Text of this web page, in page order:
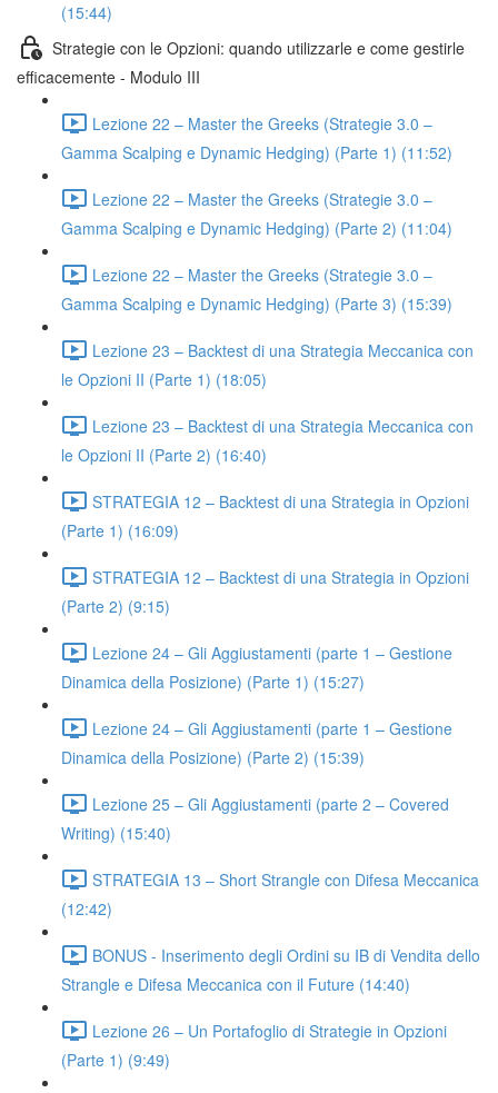
(15:44)
Strategie con le Opzioni: quando utilizzarle e come gestirle
efficacemente - Modulo III
Lezione 22 – Master the Greeks (Strategie 3.0 –
Gamma Scalping e Dynamic Hedging) (Parte 1) (11:52)
Lezione 22 – Master the Greeks (Strategie 3.0 –
Gamma Scalping e Dynamic Hedging) (Parte 2) (11:04)
Lezione 22 – Master the Greeks (Strategie 3.0 –
Gamma Scalping e Dynamic Hedging) (Parte 3) (15:39)
Lezione 23 – Backtest di una Strategia Meccanica con
le Opzioni II (Parte 1) (18:05)
Lezione 23 – Backtest di una Strategia Meccanica con
le Opzioni II (Parte 2) (16:40)
STRATEGIA 12 – Backtest di una Strategia in Opzioni
(Parte 1) (16:09)
STRATEGIA 12 – Backtest di una Strategia in Opzioni
(Parte 2) (9:15)
Lezione 24 – Gli Aggiustamenti (parte 1 – Gestione
Dinamica della Posizione) (Parte 1) (15:27)
Lezione 24 – Gli Aggiustamenti (parte 1 – Gestione
Dinamica della Posizione) (Parte 2) (15:39)
Lezione 25 – Gli Aggiustamenti (parte 2 – Covered
Writing) (15:40)
STRATEGIA 13 – Short Strangle con Difesa Meccanica
(12:42)
BONUS - Inserimento degli Ordini su IB di Vendita dello
Strangle e Difesa Meccanica con il Future (14:40)
Lezione 26 – Un Portafoglio di Strategie in Opzioni
(Parte 1) (9:49)